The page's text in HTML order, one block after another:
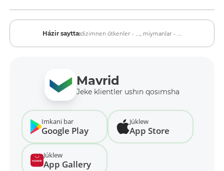
Házir saytta:dizimnen ótkenler - ..., miymanlar - ...
Mavrid
Jeke klientler ushın qosımsha
Imkani bar
Google Play
Júklew
App Store
Júklew
App Gallery